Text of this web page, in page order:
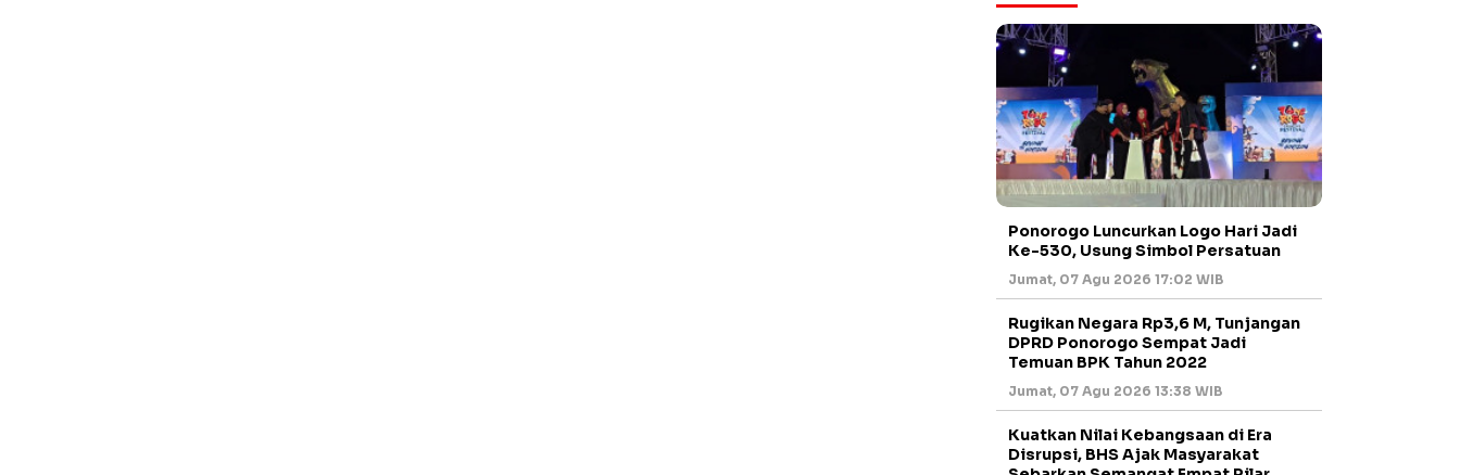
Ponorogo Luncurkan Logo Hari Jadi
Ke-530, Usung Simbol Persatuan
Jumat, 07 Agu 2026 17:02 WIB
Rugikan Negara Rp3,6 M, Tunjangan
DPRD Ponorogo Sempat Jadi
Temuan BPK Tahun 2022
Jumat, 07 Agu 2026 13:38 WIB
Kuatkan Nilai Kebangsaan di Era
Disrupsi, BHS Ajak Masyarakat